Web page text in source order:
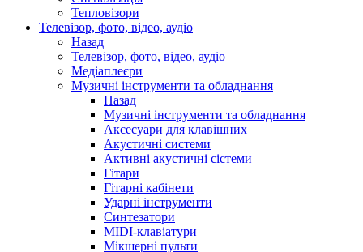
Тепловізори
Телевізор, фото, відео, аудіо
Назад
Телевізор, фото, відео, аудіо
Медіаплеєри
Музичні інструменти та обладнання
Назад
Музичні інструменти та обладнання
Аксесуари для клавішних
Акустичні системи
Активні акустичні сістеми
Гітари
Гітарні кабінети
Ударні інструменти
Синтезатори
MIDI-клавіатури
Мікшерні пульти